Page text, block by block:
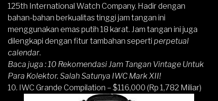
125th International Watch Company. Hadir dengan
bahan-bahan berkualitas tinggi jam tangan ini
menggunakan emas putih 18 karat. Jam tangan ini juga
dilengkapi dengan fitur tambahan seperti perpetual
calendar.
Baca juga :10 Rekomendasi Jam Tangan Vintage Untuk
Para Kolektor. Salah Satunya IWC Mark XII!
10. IWC Grande Compilation – $116,000 (Rp 1,782 Miliar)